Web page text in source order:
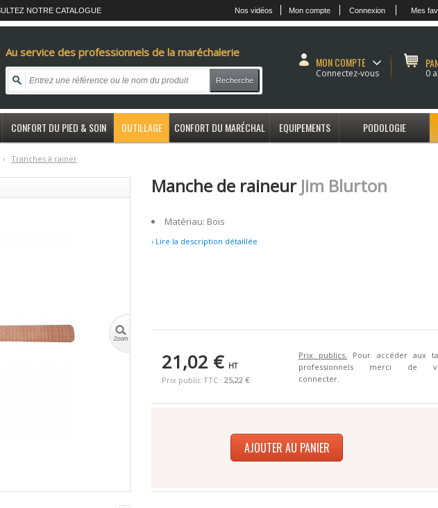
NOTRE CATALOGUE Nos vidéos Mon compte Connexion Mes
Au service des professionnels de la maréchalerie
Recherche
MON COMPTE
Connectez-vous 0
CONFORT DU PIED & SOIN OUTILLAGE CONFORT DU MARÉCHAL EQUIPEMENTS PODOLOGIE
› Tranches à rainer
Manche de raineur Jim Blurton
Matériau: Bois
› Lire la description détaillée
21,02 € HT
Prix public TTC : 25,22 €
Prix publics. Pour accéder aux
professionnels merci de
connecter.
AJOUTER AU PANIER